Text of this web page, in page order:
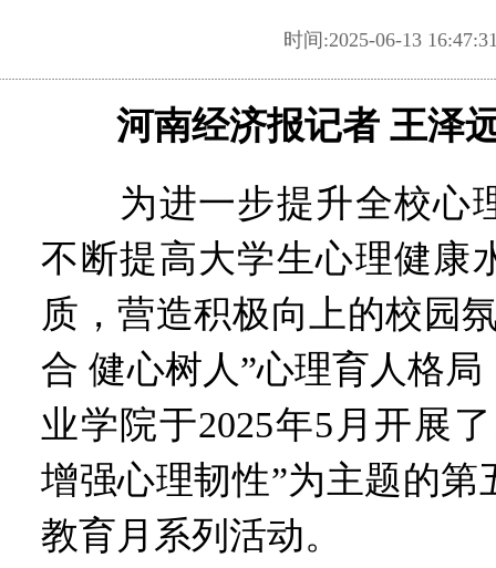
郑州、济南、青岛三城联
“七一勋章”获得者丨“炼油
“建设社会主义现代化强国
算力，正在重新“耕种”中原
河南省二十条硬核举措出炉
河南省主汛期防汛抗旱工作
“从根本上改变了中国人民
时间:2025-06-13
河南经济报记者 王泽远
为进一步提升全校心
不断提高大学生心理健康
质，营造积极向上的校园
合 健心树人”心理育人格
业学院于2025年5月开展
增强心理韧性”为主题的第
教育月系列活动。